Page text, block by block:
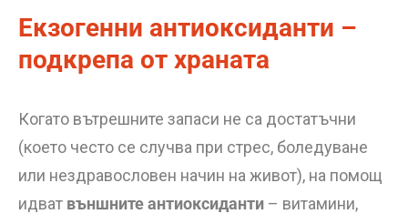
Екзогенни антиоксиданти –
подкрепа от храната
Когато вътрешните запаси не са достатъчни
(което често се случва при стрес, боледуване
или нездравословен начин на живот), на помощ
идват външните антиоксиданти – витамини,